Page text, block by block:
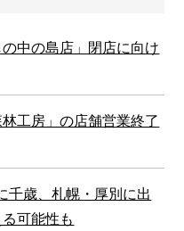
中の島店」閉店に向け
工房」の店舗営業終了
千歳、札幌・厚別に出
可能性も